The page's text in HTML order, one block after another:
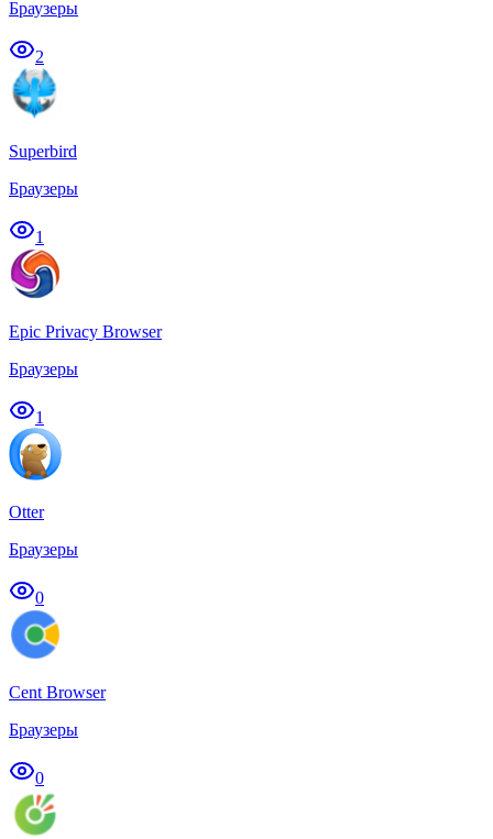
Браузеры
2
Superbird
Браузеры
1
Epic Privacy Browser
Браузеры
1
Otter
Браузеры
0
Cent Browser
Браузеры
0